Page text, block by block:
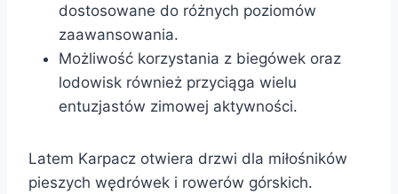
dostosowane do różnych poziomów
zaawansowania.
Możliwość korzystania z biegówek oraz
lodowisk również przyciąga wielu
entuzjastów zimowej aktywności.
Latem Karpacz otwiera drzwi dla miłośników
pieszych wędrówek i rowerów górskich.